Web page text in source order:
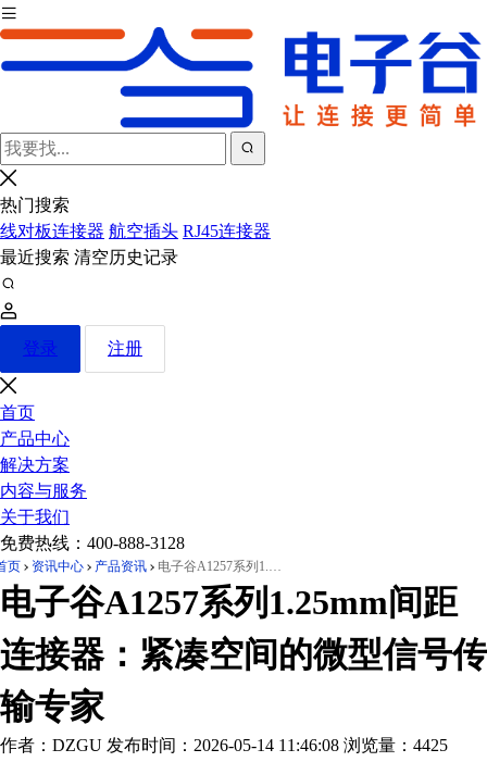
热门搜索
线对板连接器 航空插头 RJ45连接器
最近搜索 清空历史记录
登录 注册
首页
产品中心
解决方案
内容与服务
关于我们
免费热线： 400-888-3128
页 资讯中心 产品资讯 电子谷A1257系列1.25mm间距连接器：紧凑空间的微型信号传输专家
电子谷A1257系列1.25mm间距
连接器：紧凑空间的微型信号传
输专家
作者：DZGU 发布时间：2026-05-14 11:46:08 浏览量：4425